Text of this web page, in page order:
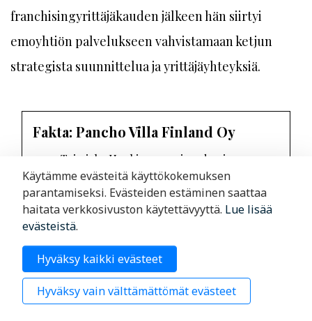
franchisingyrittäjäkauden jälkeen hän siirtyi
emoyhtiön palvelukseen vahvistamaan ketjun
strategista suunnittelua ja yrittäjäyhteyksiä.
Fakta: Pancho Villa Finland Oy
Toimiala: Henkisen omaisuuden ja
vastaavien tuotteiden leasing/ franchising
Liikevaihto 2023: 3,7 miljoonaa euroa
Liiketulos 2023: 2,56 miljoonaa euroa
Omistaja: Jari Havusalmi
Varatoimitusjohtaja: Teemu Vanharanta
Käytämme evästeitä käyttökokemuksen
parantamiseksi. Evästeiden estäminen saattaa
haitata verkkosivuston käytettävyyttä. Lue lisää
evästeistä.
Hyväksy kaikki evästeet
Hyväksy vain välttämättömät evästeet